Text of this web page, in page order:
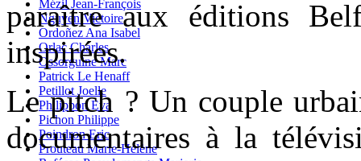
Mézil Jean-François
Nguyen Victoire
Ordoñez Ana Isabel
Orlac Charles
Ossorguine Marc
Patrick Le Henaff
Petillot Joelle
Philippon Eva
Pichon Philippe
Poindron Eric
Prouteau Marie-Hélène
paraître aux éditions
inspirées.
Le pitch ? Un couple
documentaires à la